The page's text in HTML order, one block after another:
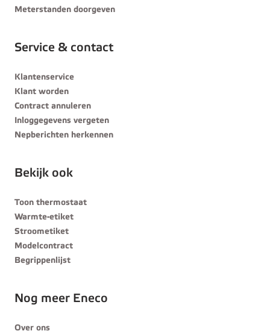
Meterstanden doorgeven
Service & contact
Klantenservice
Klant worden
Contract annuleren
Inloggegevens vergeten
Nepberichten herkennen
Bekijk ook
Toon thermostaat
Warmte-etiket
Stroometiket
Modelcontract
Begrippenlijst
Nog meer Eneco
Over ons